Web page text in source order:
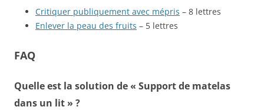
Critiquer publiquement avec mépris – 8 lettres
Enlever la peau des fruits – 5 lettres
FAQ
Quelle est la solution de « Support de matelas
dans un lit » ?